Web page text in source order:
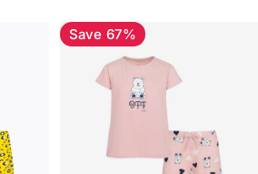
Save 67%